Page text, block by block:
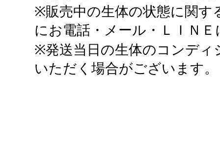
※販売中の生体の状態に関す
にお電話・メール・ＬＩＮ
※発送当日の生体のコンディ
いただく場合がございます。